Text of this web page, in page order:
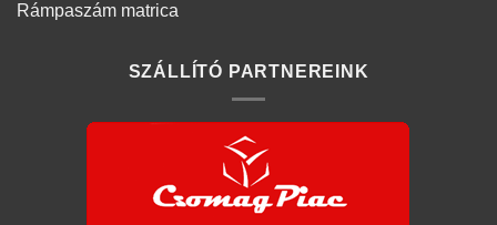
Rámpaszám matrica
SZÁLLÍTÓ PARTNEREINK